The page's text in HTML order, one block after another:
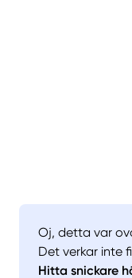
Oj, detta var
Det verkar inte
Hitta snickare